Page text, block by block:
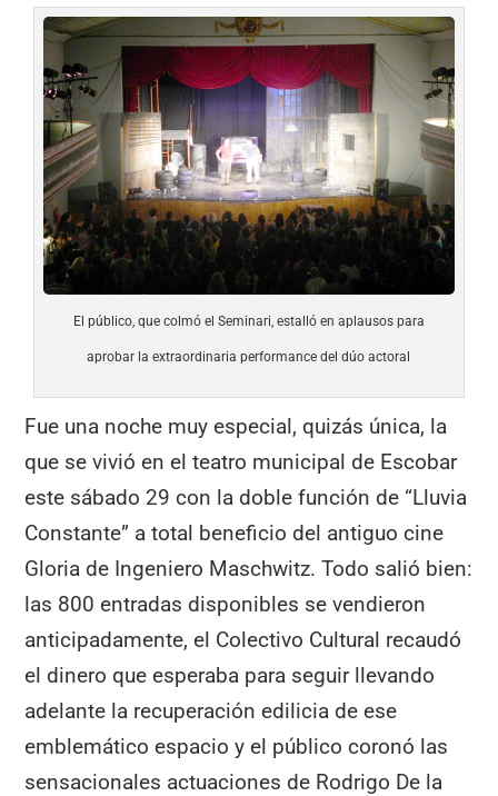
El público, que colmó el Seminari, estalló en aplausos para
aprobar la extraordinaria performance del dúo actoral
Fue una noche muy especial, quizás única, la
que se vivió en el teatro municipal de Escobar
este sábado 29 con la doble función de “Lluvia
Constante” a total beneficio del antiguo cine
Gloria de Ingeniero Maschwitz. Todo salió bien:
las 800 entradas disponibles se vendieron
anticipadamente, el Colectivo Cultural recaudó
el dinero que esperaba para seguir llevando
adelante la recuperación edilicia de ese
emblemático espacio y el público coronó las
sensacionales actuaciones de Rodrigo De la